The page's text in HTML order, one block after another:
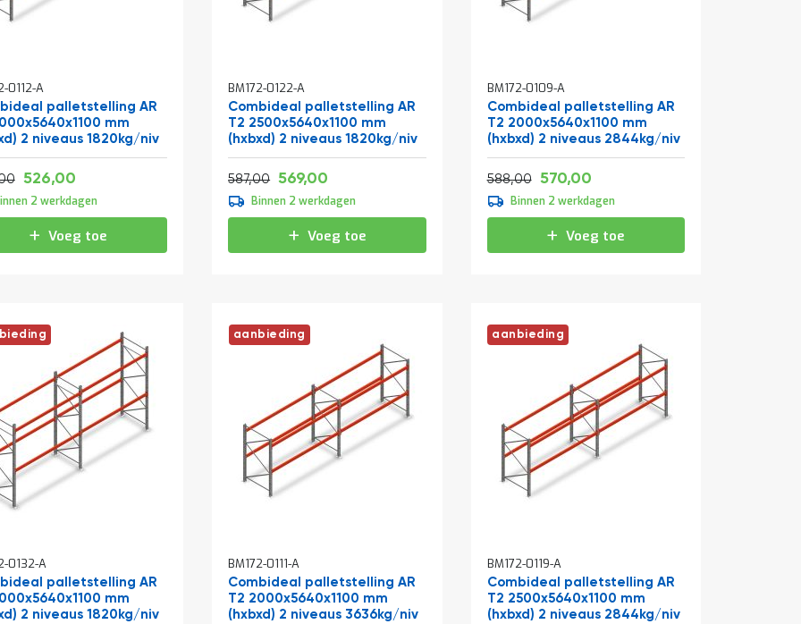
0112-A
palletstelling AR
mm
2 niveaus 1820kg/niv
655,82
Vanaf
526,00
2 werkdagen
Voeg toe
BM172-0122-A
Combideal palletstelling AR
T2 2500x5640x1100 mm
(hxbxd) 2 niveaus 1820kg/niv
Normale prijs
587,00 710,27
Vanaf
569,00
Binnen 2 werkdagen
Voeg toe
BM172-0109-A
Combideal palletstelling AR
T2 2000x5640x1100 mm
(hxbxd) 2 niveaus 2844kg/niv
Normale prijs
588,00 711,48
Vanaf
570,00
Binnen 2 werkdagen
Voeg toe
0132-A
palletstelling AR
mm
2 niveaus 1820kg/niv
aanbieding
BM172-0111-A
Combideal palletstelling AR
T2 2000x5640x1100 mm
(hxbxd) 2 niveaus 3636kg/niv
aanbieding
BM172-0119-A
Combideal palletstelling AR
T2 2500x5640x1100 mm
(hxbxd) 2 niveaus 2844kg/niv